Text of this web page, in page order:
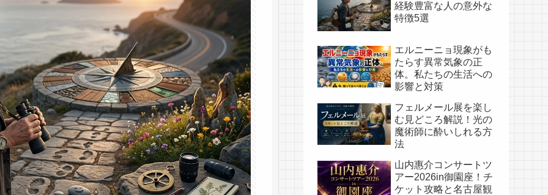
経験豊富な人の意外な
特徴5選
エルニーニョ現象がも
たらす異常気象の正
体。私たちの生活への
影響と対策
フェルメール展を楽し
む見どころ解説！光の
魔術師に酔いしれる方
法
山内惠介コンサートツ
アー2026in御園座！チ
ケット攻略と名古屋観